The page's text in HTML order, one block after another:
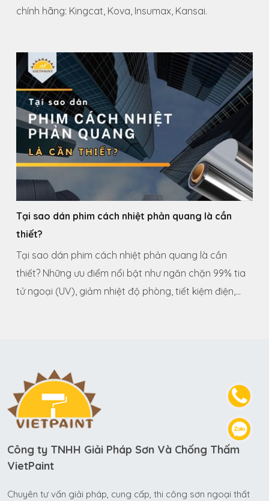
chính hãng: Kingcat, Kova, Insumax, Kansai.
Tại sao dán phim cách nhiệt phản quang là cần
thiết?
Tại sao dán phim cách nhiệt phản quang là cần
thiết? Những ưu điểm nổi bật như ngăn chặn 99% tia
tử ngoại (UV), giảm nhiệt độ phòng, tiết kiệm điện,...
Công ty TNHH Giải Pháp Sơn Và Chống Thấm
VietPaint
Chuyên tư vấn giải pháp, cung cấp, thi công sơn ngoại thất